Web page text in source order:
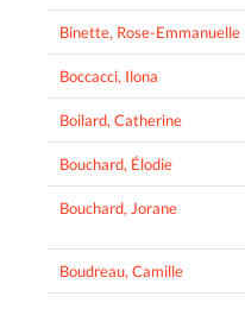
Binette, Rose-Emmanuelle
Boccacci, Ilona
Boilard, Catherine
Bouchard, Élodie
Bouchard, Jorane
Boudreau, Camille